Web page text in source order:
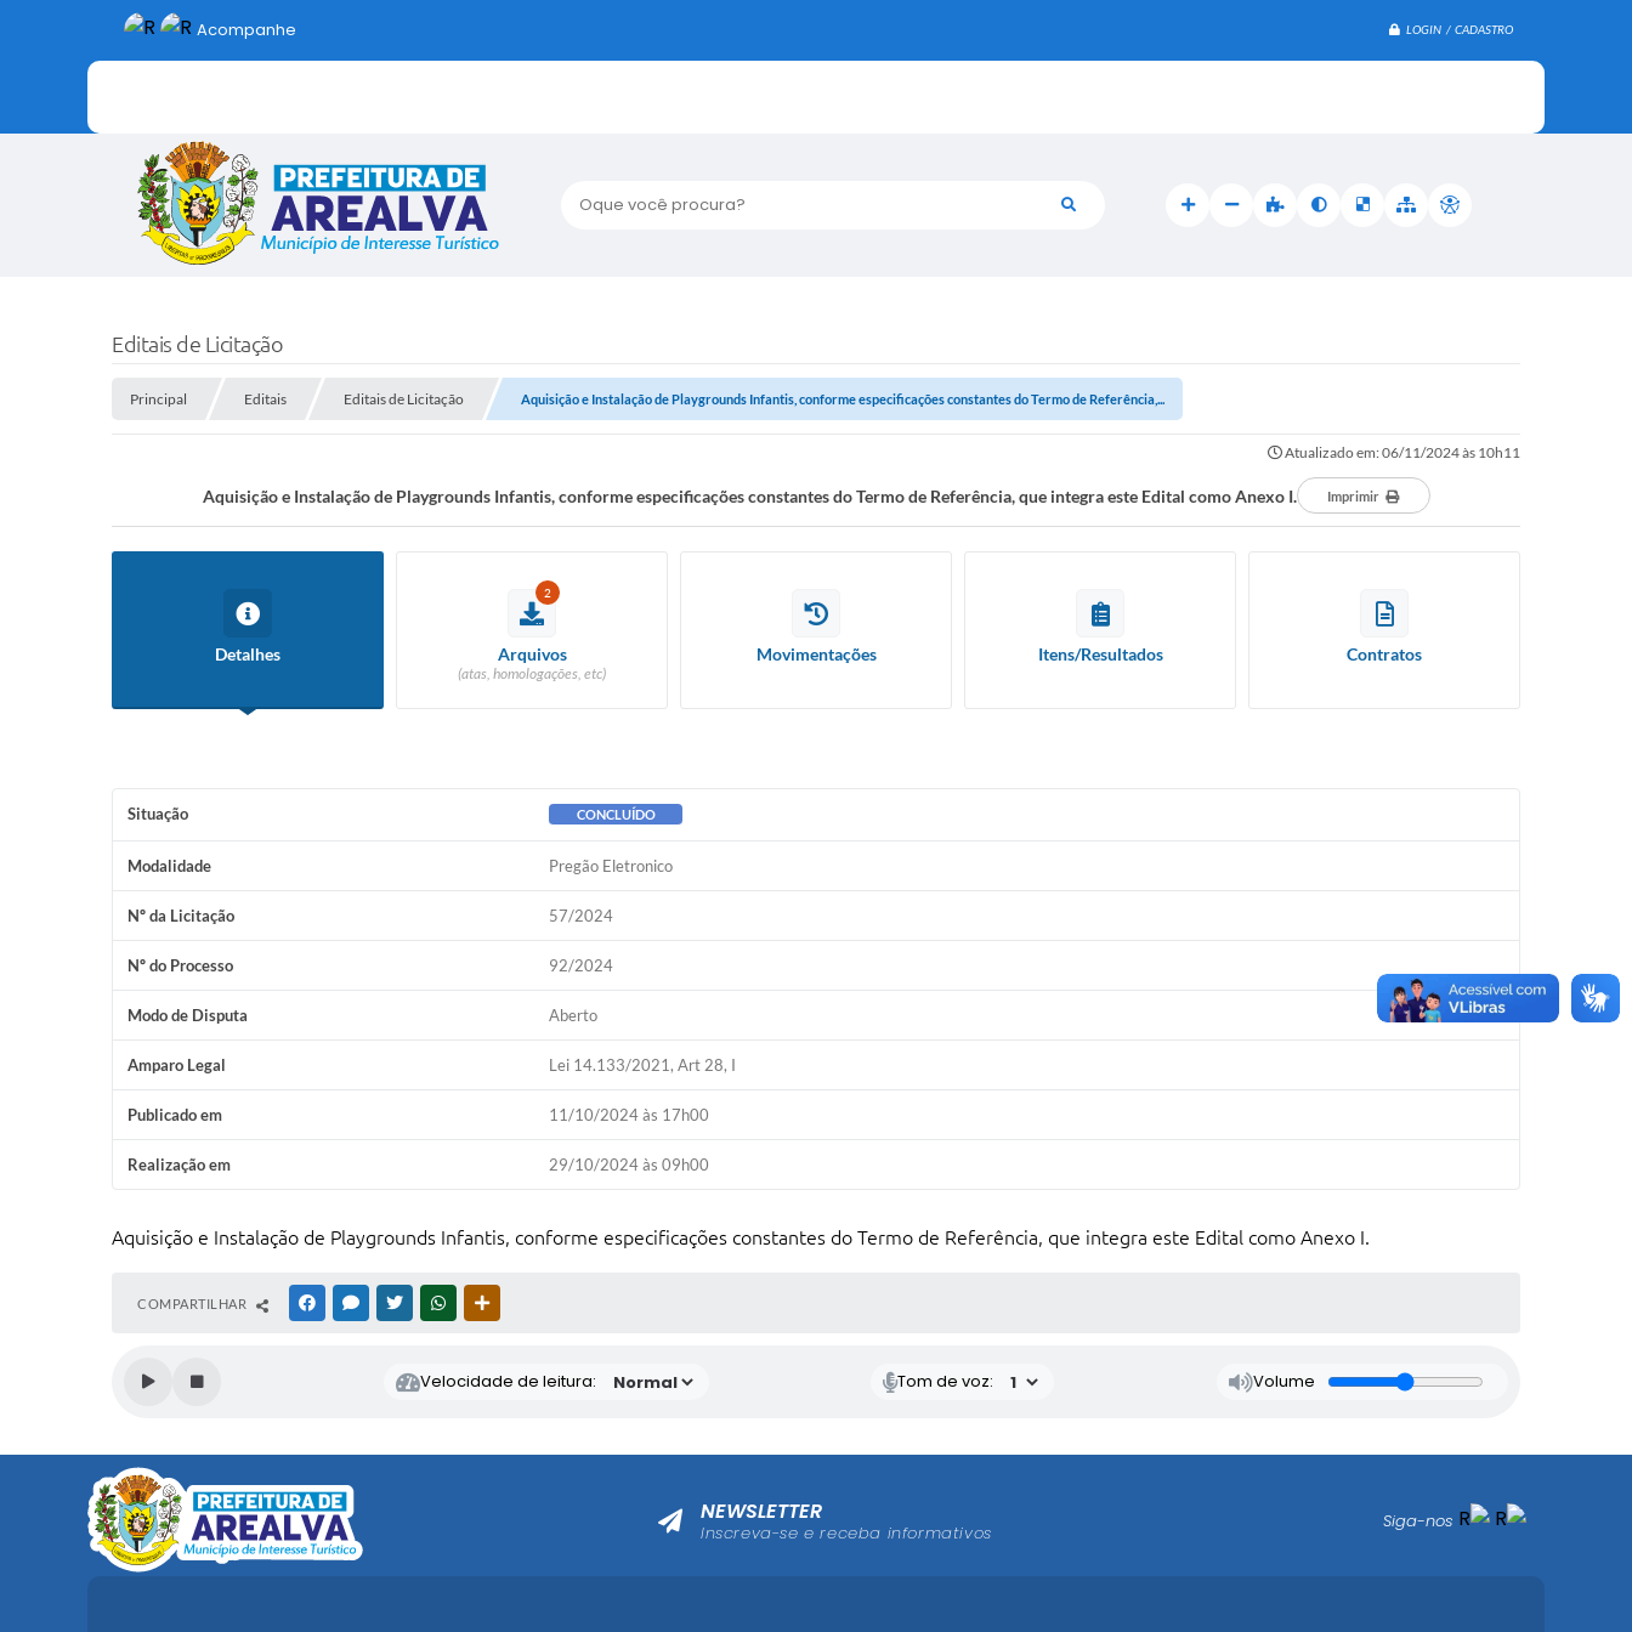
LOGIN / CADASTRO
Oque você procura?
Acompanhe
Editais de Licitação
Principal Editais Editais de Licitação Aquisição e Instalação de Playgrounds Infantis, conforme especificações constantes do Termo de Referência,...
Atualizado em: 06/11/2024 às 10h11
Aquisição e Instalação de Playgrounds Infantis, conforme especificações constantes do Termo de Referência, que integra este Edital como Anexo I. Imprimir
Detalhes
2
Arquivos
(atas, homologações, etc)
Movimentações Itens/Resultados Contratos
Situação CONCLUÍDO
Modalidade Pregão Eletronico
Nº da Licitação 57/2024
Nº do Processo 92/2024
Modo de Disputa Aberto
Amparo Legal Lei 14.133/2021, Art 28, I
Publicado em 11/10/2024 às 17h00
Realização em 29/10/2024 às 09h00
Aquisição e Instalação de Playgrounds Infantis, conforme especificações constantes do Termo de Referência, que integra este Edital como Anexo I.
COMPARTILHAR FACEBOOKMESSENGER
TWITTERWHATSAPP
Velocidade de leitura: Tom de voz: Volume
Siga-nos
NEWSLETTER
Inscreva-se e receba informativos